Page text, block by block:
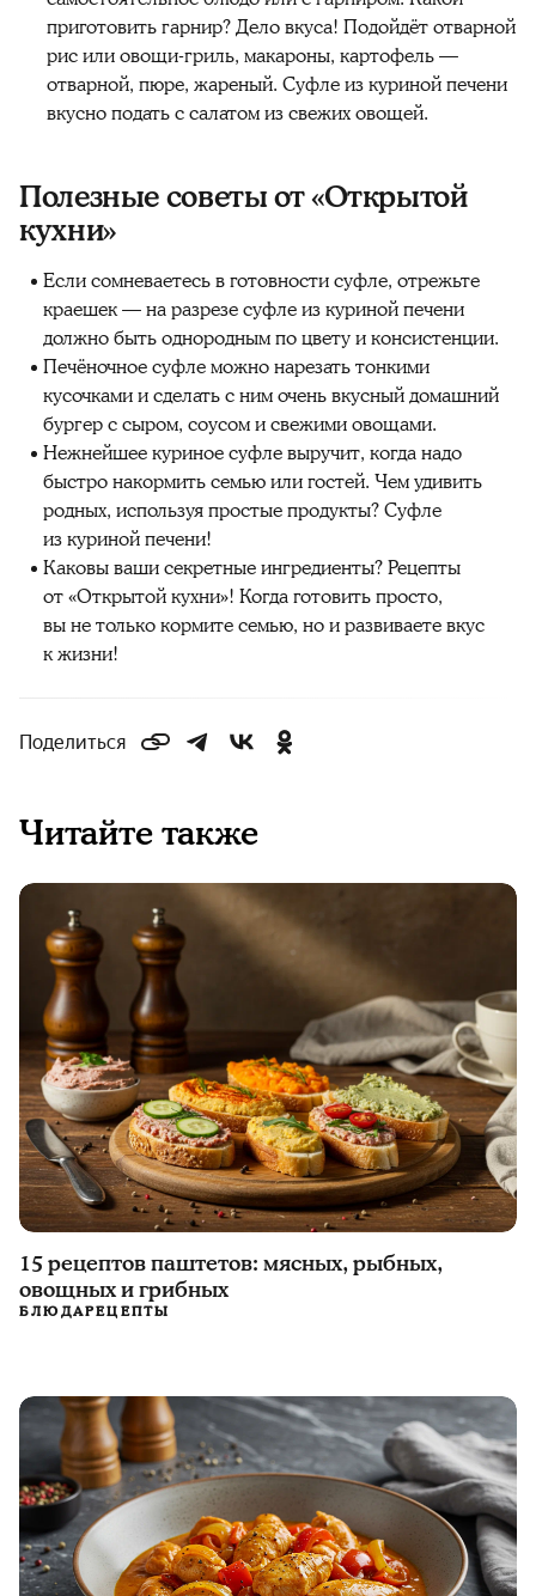
приготовить гарнир? Дело вкуса! Подойдёт отварной
рис или овощи-гриль, макароны, картофель —
отварной, пюре, жареный. Суфле из куриной печени
вкусно подать с салатом из свежих овощей.
Полезные советы от «Открытой
кухни»
Если сомневаетесь в готовности суфле, отрежьте
краешек — на разрезе суфле из куриной печени
должно быть однородным по цвету и консистенции.
Печёночное суфле можно нарезать тонкими
кусочками и сделать с ним очень вкусный домашний
бургер с сыром, соусом и свежими овощами.
Нежнейшее куриное суфле выручит, когда надо
быстро накормить семью или гостей. Чем удивить
родных, используя простые продукты? Суфле
из куриной печени!
Каковы ваши секретные ингредиенты? Рецепты
от «Открытой кухни»! Когда готовить просто,
вы не только кормите семью, но и развиваете вкус
к жизни!
Поделиться
Читайте также
15 рецептов паштетов: мясных, рыбных,
овощных и грибных
БЛЮДАРЕЦЕПТЫ